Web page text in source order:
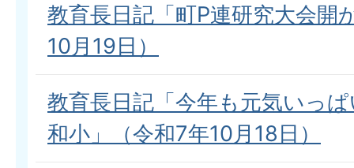
教育長日記「町P連研究大会開
10月19日）
教育長日記「今年も元気いっ
和小」（令和7年10月18日）